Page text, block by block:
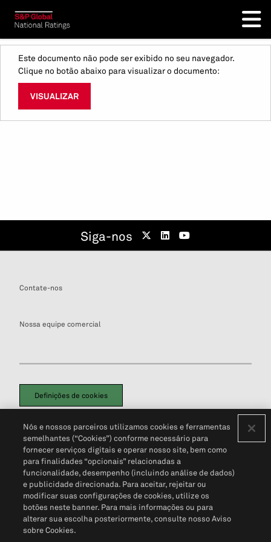
Este documento não pode ser exibido no seu navegador.
Clique no botão abaixo para visualizar o documento:
VISUALIZAR
Siga-nos
Contate-nos
Nossa equipe comercial
Definições de cookies
Política de PrivacidadePortal de privacidade do cliente (em inglês)
Não Venda Minhas Informações Pessoais© 2026 S&P Global
Nós e nossos parceiros utilizamos cookies e ferramentas
semelhantes (“Cookies”) conforme necessário para
fornecer serviços digitais e operar nosso site, bem como
para finalidades “opcionais” relacionadas a
funcionalidade, desempenho (incluindo análise de dados)
e publicidade direcionada. Para aceitar, rejeitar ou
modificar suas configurações de cookies, utilize os
botões neste banner. Para mais informações ou para
alterar sua escolha posteriormente, consulte nosso Aviso
sobre Cookies.